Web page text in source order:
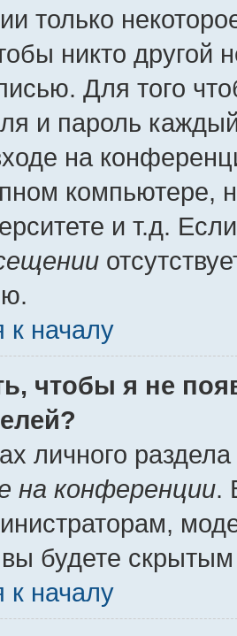
только
никто другой
Для того
и пароль
на
компьютере,
и т.д.
к началу
чтобы я не
личного
на конференции.
будете
к началу